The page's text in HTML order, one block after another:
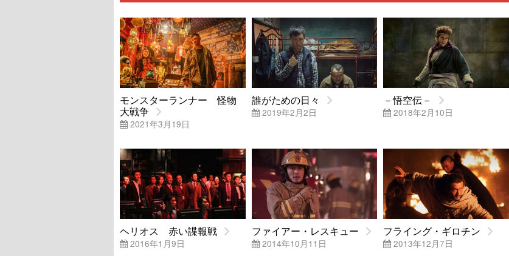
モンスターランナー 怪物
大戦争
2021年3月19日
誰がための日々
2019年2月2日
－悟空伝－
2018年2月10日
ヘリオス 赤い諜報戦
2016年1月9日
ファイアー・レスキュー
2014年10月11日
フライング・ギロチン
2013年12月7日